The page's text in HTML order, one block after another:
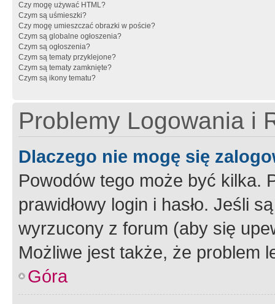
Czy mogę używać HTML?
Czym są uśmieszki?
Czy mogę umieszczać obrazki w poście?
Czym są globalne ogłoszenia?
Czym są ogłoszenia?
Czym są tematy przyklejone?
Czym są tematy zamknięte?
Czym są ikony tematu?
Problemy Logowania i
Dlaczego nie mogę się
Powodów tego może być kilka.
prawidłowy login i hasło. Jeśli
wyrzucony z forum (aby się
Możliwe jest także, że problem
Góra